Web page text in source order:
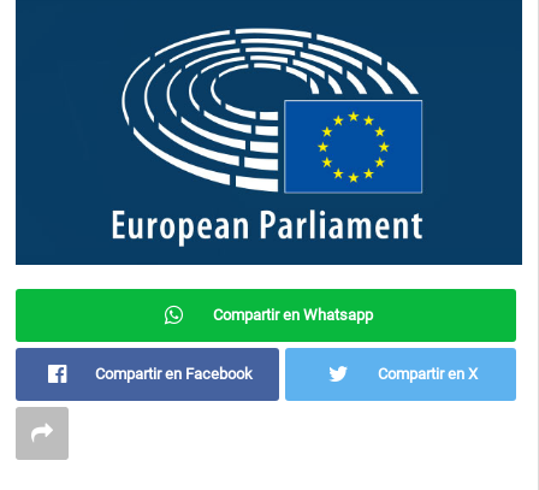
Compartir en Whatsapp
Compartir en Facebook Compartir en X